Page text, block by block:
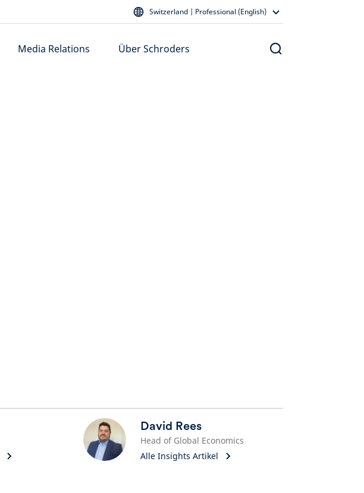
Switzerland | Professional (English)
Media Relations Über Schroders
David Rees
Head of Global Economics
Alle Insights Artikel